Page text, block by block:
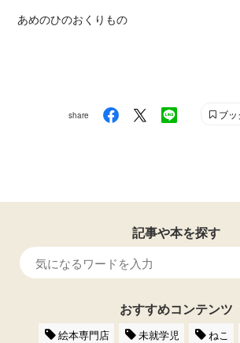
あめのひのおくりもの
share ブッ
記事や本を探す
おすすめコンテンツ
絵本専門店 未就学児 ねこ